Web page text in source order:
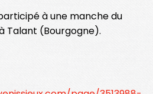
à une manche du
Talant (Bourgogne).